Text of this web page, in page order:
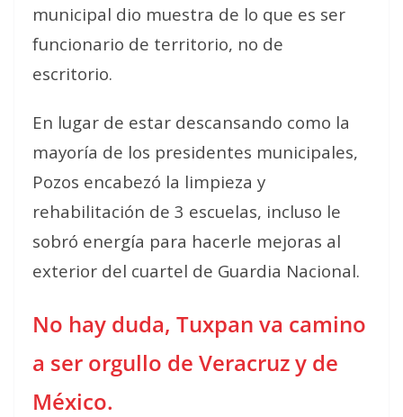
municipal dio muestra de lo que es ser
funcionario de territorio, no de
escritorio.
En lugar de estar descansando como la
mayoría de los presidentes municipales,
Pozos encabezó la limpieza y
rehabilitación de 3 escuelas, incluso le
sobró energía para hacerle mejoras al
exterior del cuartel de Guardia Nacional.
No hay duda, Tuxpan va camino
a ser orgullo de Veracruz y de
México.